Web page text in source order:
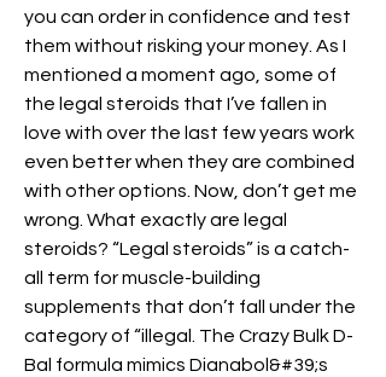
you can order in confidence and test
them without risking your money. As I
mentioned a moment ago, some of
the legal steroids that I’ve fallen in
love with over the last few years work
even better when they are combined
with other options. Now, don’t get me
wrong. What exactly are legal
steroids? “Legal steroids” is a catch-
all term for muscle-building
supplements that don’t fall under the
category of “illegal. The Crazy Bulk D-
Bal formula mimics Dianabol&#39;s